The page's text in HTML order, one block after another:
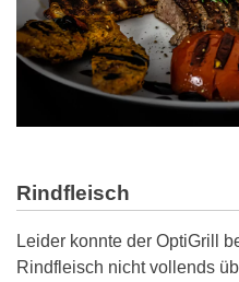
Rindfleisch
Leider konnte der OptiGrill
Rindfleisch nicht vollends